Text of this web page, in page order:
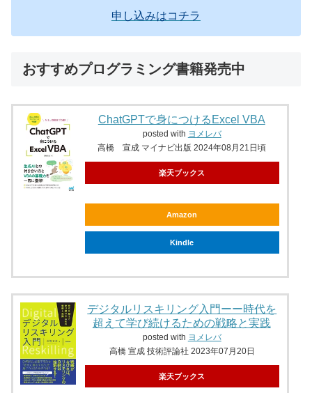
申し込みはコチラ
おすすめプログラミング書籍発売中
ChatGPTで身につけるExcel VBA
posted with ヨメレバ
高橋 宣成 マイナビ出版 2024年08月21日頃
楽天ブックス
Amazon
Kindle
デジタルリスキリング入門ーー時代を
超えて学び続けるための戦略と実践
posted with ヨメレバ
高橋 宣成 技術評論社 2023年07月20日
楽天ブックス